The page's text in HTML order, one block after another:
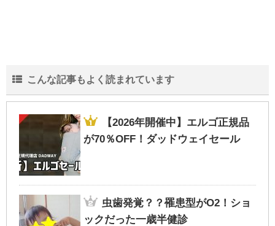
しまむらバースデーのファントミラージュ
｜なりきりコスチューム写真付きで紹介
【カンドゥー攻略法1】キッザニア比較・割
引クーポン予約方法の裏ワザ
こんな記事もよく読まれています
【2026年開催中】エルゴ正規品
が70％OFF！ダッドウェイセール
虫歯発覚？？罹患型がO2！ショ
ックだった一歳半健診